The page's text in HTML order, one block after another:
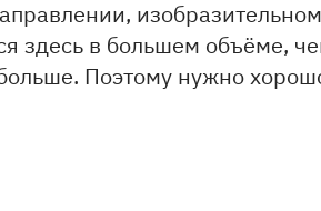
здесь в большем объёме,
Поэтому нужно